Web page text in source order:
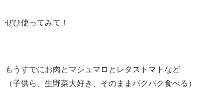
ぜひ使ってみて！
もうすでにお肉とマシュマロとレタストマトなど
（子供ら、生野菜大好き、そのままパクパク食べる）